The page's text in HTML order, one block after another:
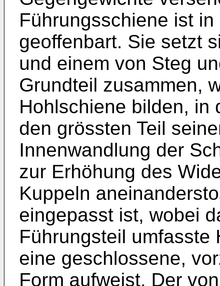
Führungsschiene ist
geoffenbart. Sie setzt
und einem von Steg
Grundteil zusammen,
Hohlschiene bilden, in
den grössten Teil
Innenwandlung der
zur Erhöhung des
Kuppeln
eingepasst ist, wobei
Führungsteil umfasste
eine geschlossene,
Form aufweist. Der